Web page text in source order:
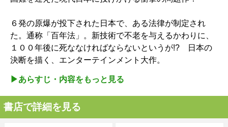
６発の原爆が投下された日本で、ある法律が制定され
た。通称「百年法」。新技術で不老を与えるかわりに、
１００年後に死ななければならないというが!? 日本の
決断を描く、エンターテインメント大作。
▶︎あらすじ・内容をもっと見る
書店で詳細を見る